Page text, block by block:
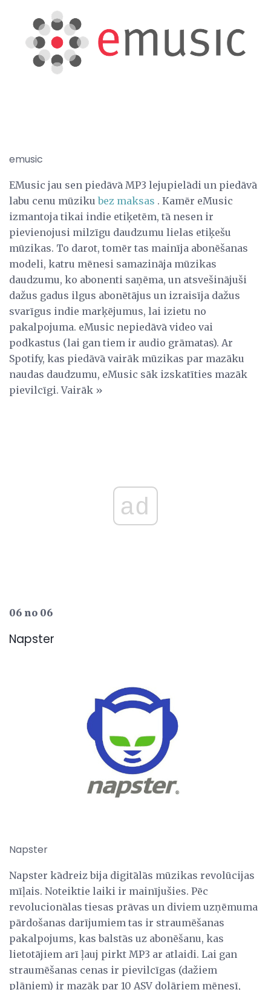
emusic
EMusic jau sen piedāvā MP3 lejupielādi un piedāvā
labu cenu mūzikubez maksas . Kamēr eMusic
izmantoja tikai indie etiķetēm, tā nesen ir
pievienojusi milzīgu daudzumu lielas etiķešu
mūzikas. To darot, tomēr tas mainīja abonēšanas
modeli, katru mēnesi samazināja mūzikas
daudzumu, ko abonenti saņēma, un atsvešinājuši
dažus gadus ilgus abonētājus un izraisīja dažus
svarīgus indie marķējumus, lai izietu no
pakalpojuma. eMusic nepiedāvā video vai
podkastus (lai gan tiem ir audio grāmatas). Ar
Spotify, kas piedāvā vairāk mūzikas par mazāku
naudas daudzumu, eMusic sāk izskatīties mazāk
pievilcīgi. Vairāk »
ad
06 no 06
Napster
Napster
Napster kādreiz bija digitālās mūzikas revolūcijas
mīļais. Noteiktie laiki ir mainījušies. Pēc
revolucionālas tiesas prāvas un diviem uzņēmuma
pārdošanas darījumiem tas ir straumēšanas
pakalpojums, kas balstās uz abonēšanu, kas
lietotājiem arī ļauj pirkt MP3 ar atlaidi. Lai gan
straumēšanas cenas ir pievilcīgas (dažiem
plāniem) ir mazāk par 10 ASV dolāriem mēnesī,